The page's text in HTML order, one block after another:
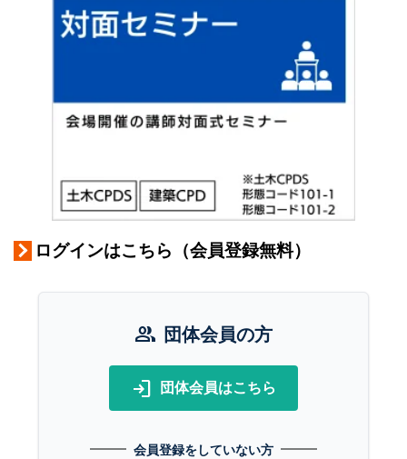
ログインはこちら（会員登録無料）
group 団体会員の方
login 団体会員はこちら
会員登録をしていない方